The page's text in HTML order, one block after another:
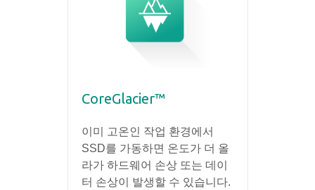
CoreGlacier™
이미 고온인 작업 환경에서
SSD를 가동하면 온도가 더 올
라가 하드웨어 손상 또는 데이
터 손상이 발생할 수 있습니다.